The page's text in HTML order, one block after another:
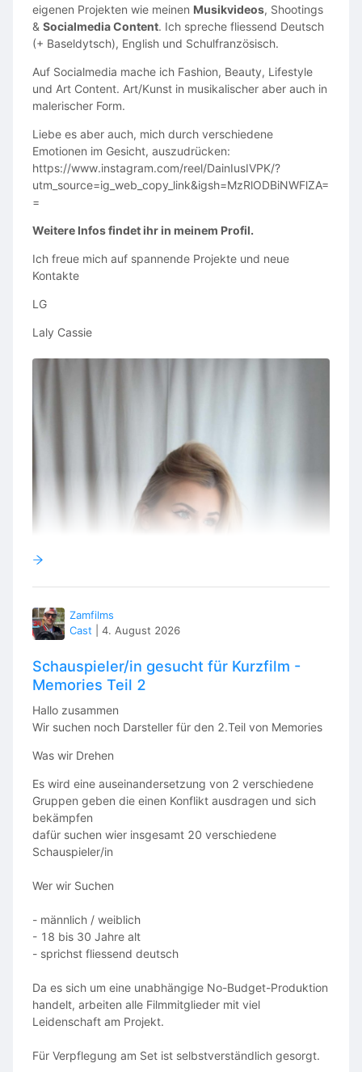
✔ Organisation durch die Drama Academy Switzerland
Jetzt anmelden
Die Teilnehmerzahl ist begrenzt.
Anmeldung
Sichere dir jetzt deinen Platz und verbringe mit uns
einen unvergesslichen Tag im Europa-Park.
eigenen Projekten wie meinen Musikvideos, Shootings
& Socialmedia Content. Ich spreche fliessend Deutsch
(+ Baseldytsch), English und Schulfranzösisch.
Auf Socialmedia mache ich Fashion, Beauty, Lifestyle
und Art Content. Art/Kunst in musikalischer aber auch in
malerischer Form.
Liebe es aber auch, mich durch verschiedene
Emotionen im Gesicht, auszudrücken:
https://www.instagram.com/reel/DainIusIVPK/?
utm_source=ig_web_copy_link&igsh=MzRlODBiNWFlZA=
=
Weitere Infos findet ihr in meinem Profil.
Ich freue mich auf spannende Projekte und neue
Kontakte
LG
Laly Cassie
Zamfilms
Cast
4. August 2026
Schauspieler/in gesucht für Kurzfilm -
Memories Teil 2
Hallo zusammen
Wir suchen noch Darsteller für den 2.Teil von Memories
Was wir Drehen
Es wird eine auseinandersetzung von 2 verschiedene
Gruppen geben die einen Konflikt ausdragen und sich
bekämpfen
dafür suchen wier insgesamt 20 verschiedene
Schauspieler/in
Wer wir Suchen
- männlich / weiblich
- 18 bis 30 Jahre alt
- sprichst fliessend deutsch
Da es sich um eine unabhängige No-Budget-Produktion
handelt, arbeiten alle Filmmitglieder mit viel
Leidenschaft am Projekt.
Für Verpflegung am Set ist selbstverständlich gesorgt.